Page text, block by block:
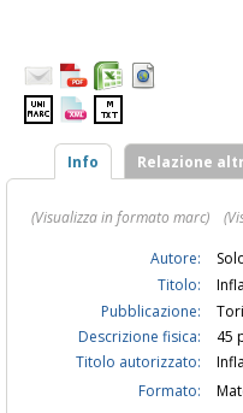
Info Relazione
(Visualizza in formato marc)
Autore:
Titolo:
Pubblicazione:
Descrizione fisica:
45
Titolo autorizzato:
Formato: